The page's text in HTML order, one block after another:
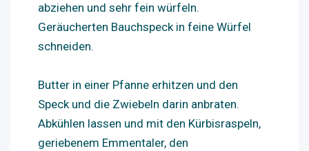
abziehen und sehr fein würfeln.
Geräucherten Bauchspeck in feine Würfel
schneiden.
Butter in einer Pfanne erhitzen und den
Speck und die Zwiebeln darin anbraten.
Abkühlen lassen und mit den Kürbisraspeln,
geriebenem Emmentaler, den